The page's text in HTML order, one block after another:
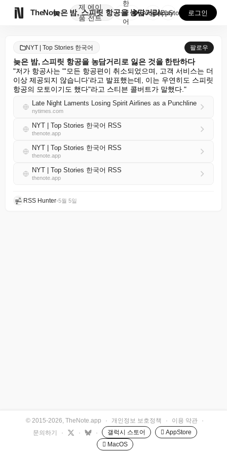
TheNote
제
품
에이
전트
늦은 밤, 스피릿 항공을 농담거리로 잃은 것을 한탄하다
한
국
어
GooglePlay
AppStore 로그인
NYT | Top Stories 한국어 팔로우
늦은 밤, 스피릿 항공을 농담거리로 잃은 것을 한탄하다
"저가 항공사는 "'모든 항공편이 취소되었으며, 고객 서비스는 더
이상 제공되지 않습니다'라고 발표했는데, 이는 우연히도 스피릿
항공의 모토이기도 했다"라고 스티븐 콜버트가 말했다."
Late Night Laments Losing Spirit Airlines as a Punchline
nytimes.com
NYT | Top Stories 한국어 RSS
thenote.app
NYT | Top Stories 한국어 RSS
thenote.app
NYT | Top Stories 한국어 RSS
thenote.app
RSS Hunter•5월 5일
© 2015-2026, TheNote.app · 개인정보 보호정책 · 이용 약관
·
문의하기
· · · 갤럭시 스토어
 AppStore
 MacOS